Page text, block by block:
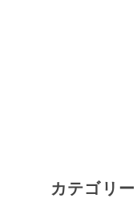
カテゴリー